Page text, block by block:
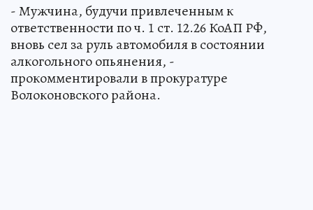
- Мужчина, будучи привлеченным к
ответственности по ч. 1 ст. 12.26 КоАП РФ,
вновь сел за руль автомобиля в состоянии
алкогольного опьянения, -
прокомментировали в прокуратуре
Волоконовского района.